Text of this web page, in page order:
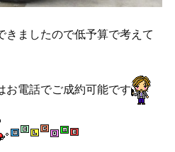
きましたので低予算で考えて
お電話でご成約可能です